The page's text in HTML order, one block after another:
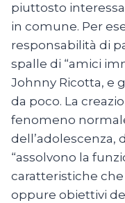
piuttosto
in comune. Per
responsabilità di
spalle di “amici
Johnny Ricotta, e
da poco. La
fenomeno
dell’adolescenza,
“assolvono la
caratteristiche
oppure obiettivi